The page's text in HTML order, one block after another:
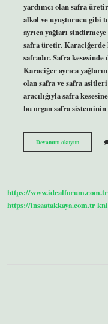
yardımcı olan safra
alkol ve uyuşturucu gibi
ayrıca yağları
safra üretir. Karaciğerde
safradır. Safra kesesinde
Karaciğer ayrıca
olan safra ve safra
aracılığıyla safra
bu organ safra
Devamını okuyunKaraciğer
Hangi
https://www.idealforum.com.tr
https://insaatakkaya.com.tr